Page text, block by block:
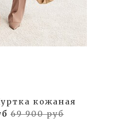
кожаная
69 900 руб